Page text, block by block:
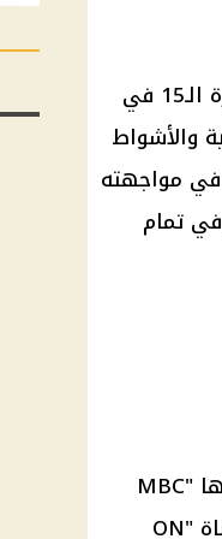
وقد أضاف النادي الأهلي إلى سجله الحافل لقب السوبر المصري للمرة الـ15 في
الأصلية والأشواط
في مواجهته
إقامتها يوم الثلاثاء 29 أكتوبر في تمام
يمكن لمحبي الفريقين متابعة المباراة عبر عدة قنوات مفتوحة، من بينها "MBC
MASR 2" المجانية مع تعليق المعلق المصري مدحت شلبي، وكذلك قناة "ON